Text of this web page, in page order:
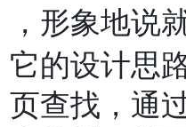
，形象地说
它的设计思
⻚查找，通